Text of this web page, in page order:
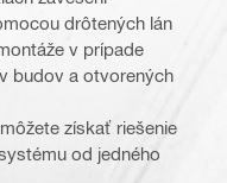
drôtených lán
v prípade
budov a otvorených
získať riešenie
od jedného